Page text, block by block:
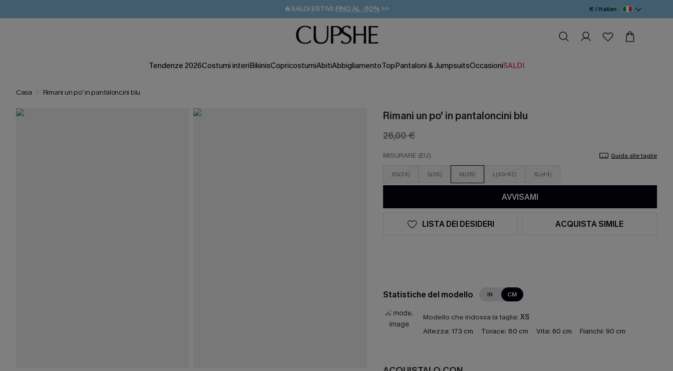
🔥SALDI ESTIVI: FINO AL -50% >>
🚚SPEDIZIONE GRATUITA DA 49€
💌REGALO PER I NUOVI: 20% DI SCONTO*
€ / Italian
Tendenze 2026Costumi interiBikinisCopricostumiAbitiAbbigliamentoTopPantaloni & JumpsuitsOccasioniSALDI
Casa Rimani un po' in pantaloncini blu
Rimani un po' in pantaloncini blu
26,00 €
MISURARE (EU) Guida alle taglie
XS(34) S(36) M(38) L(40/42) XL(44)
AVVISAMI
LISTA DEI DESIDERI ACQUISTA SIMILE
Statistiche del modello IN CM
Modello che indossa la taglia: XS
Altezza: 173 cm Torace: 80 cm Vita: 60 cm Fianchi: 90 cm